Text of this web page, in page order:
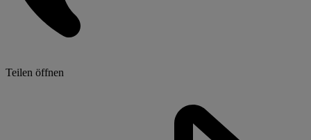
Teilen öffnen